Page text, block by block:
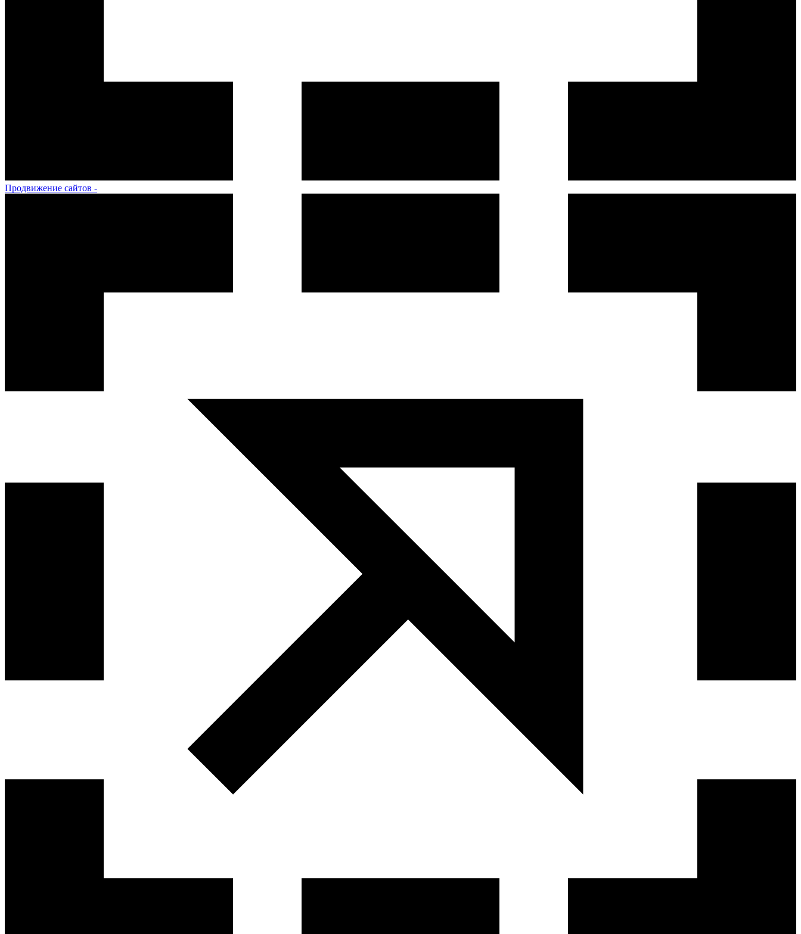
Продвижение сайтов -